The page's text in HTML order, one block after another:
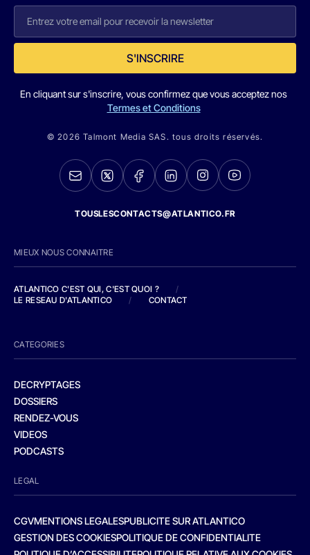
S'INSCRIRE
En cliquant sur s'inscrire, vous confirmez que vous acceptez nos
Termes et Conditions
© 2026 Talmont Media SAS. tous droits réservés.
TOUSLESCONTACTS@ATLANTICO.FR
MIEUX NOUS CONNAITRE
ATLANTICO C'EST QUI, C'EST QUOI ?
/
LE RESEAU D'ATLANTICO
/ CONTACT
CATEGORIES
DECRYPTAGES
DOSSIERS
RENDEZ-VOUS
VIDEOS
PODCASTS
LEGAL
CGVMENTIONS LEGALESPUBLICITE SUR ATLANTICO
GESTION DES COOKIESPOLITIQUE DE CONFIDENTIALITE